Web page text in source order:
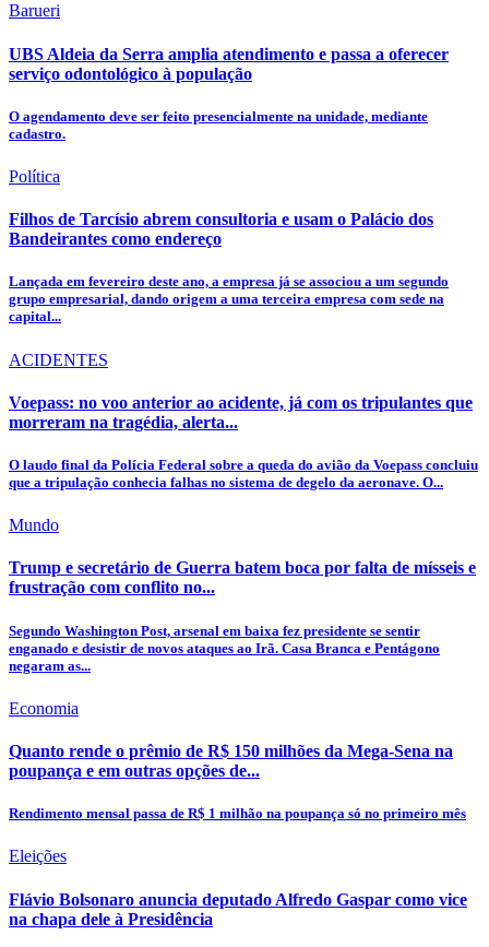
Barueri
UBS Aldeia da Serra amplia atendimento e passa a oferecer
serviço odontológico à população
O agendamento deve ser feito presencialmente na unidade, mediante
cadastro.
Política
Filhos de Tarcísio abrem consultoria e usam o Palácio dos
Bandeirantes como endereço
Lançada em fevereiro deste ano, a empresa já se associou a um segundo
grupo empresarial, dando origem a uma terceira empresa com sede na
capital...
ACIDENTES
Voepass: no voo anterior ao acidente, já com os tripulantes que
morreram na tragédia, alerta...
O laudo final da Polícia Federal sobre a queda do avião da Voepass concluiu
que a tripulação conhecia falhas no sistema de degelo da aeronave. O...
Mundo
Trump e secretário de Guerra batem boca por falta de mísseis e
frustração com conflito no...
Segundo Washington Post, arsenal em baixa fez presidente se sentir
enganado e desistir de novos ataques ao Irã. Casa Branca e Pentágono
negaram as...
Economia
Quanto rende o prêmio de R$ 150 milhões da Mega-Sena na
poupança e em outras opções de...
Rendimento mensal passa de R$ 1 milhão na poupança só no primeiro mês
Eleições
Flávio Bolsonaro anuncia deputado Alfredo Gaspar como vice
na chapa dele à Presidência